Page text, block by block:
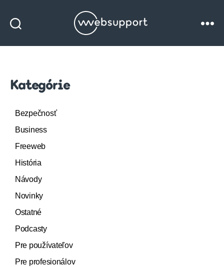
Websupport
Kategórie
Bezpečnosť
Business
Freeweb
História
Návody
Novinky
Ostatné
Podcasty
Pre používateľov
Pre profesionálov